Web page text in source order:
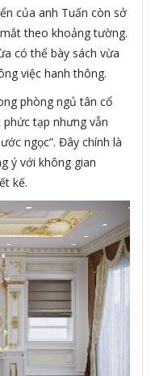
của anh Tuấn còn sở
theo khoảng tường.
có thể bày sách vừa
việc hanh thông.
phòng ngủ tân cổ
tạp nhưng vẫn
ngọc”. Đây chính là
ý với không gian
kế.